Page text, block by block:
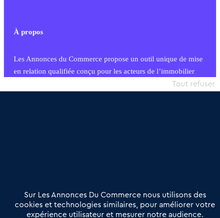
À propos
Les Annonces du Commerce propose un outil unique de mise
en relation qualifiée conçu pour les acteurs de l’immobilier
commercial et les collectivités territoriales, simple et intégrant
Offres Pro
Actualités
Qui sommes nous ?
Sur Les Annonces Du Commerce nous utilisons des
cookies et technologies similaires, pour améliorer votre
expérience utilisateur et mesurer notre audience.
Tout refuser